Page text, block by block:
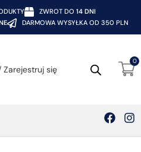
ZWROT DO 14 DNI
DARMOWA WYSYŁKA OD 350 PLN
Zarejestruj się
0